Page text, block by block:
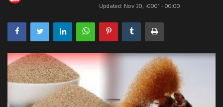
राजनीती
अपराध
मनोरंजन
Updated: Nov 30, -0001 - 00:00